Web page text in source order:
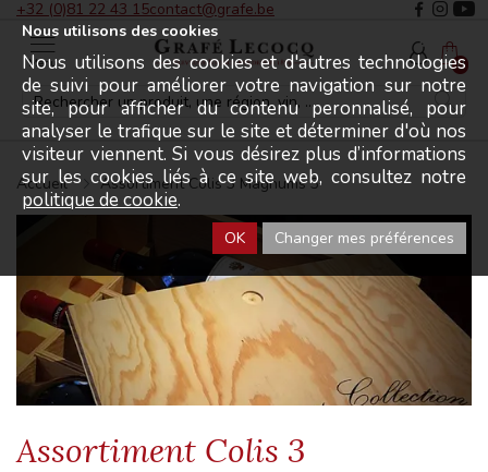
+32 (0)81 22 43 15contact@grafe.be
Menu 0
Accueil Assortiment Colis 3 Magnums 3
Assortiment Colis 3
Nous utilisons des cookies
Nous utilisons des cookies et d'autres technologies
de suivi pour améliorer votre navigation sur notre
site, pour afficher du contenu peronnalisé, pour
analyser le trafique sur le site et déterminer d'où nos
visiteur viennent. Si vous désirez plus d’informations
sur les cookies liés à ce site web, consultez notre
politique de cookie.
OK Changer mes préférences